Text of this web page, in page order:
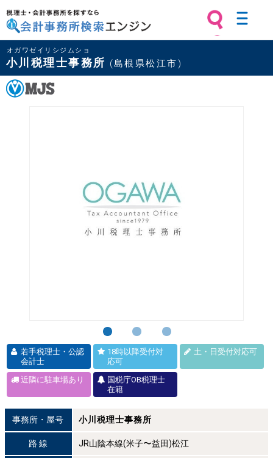
税理士・会計事務所を探すなら 会計
事務所検索エンジン
オガワゼイリシジムショ
小川税理士事務所 (島根県松江市)
若手税理士・公認
会計士
18時以降受付対
応可
土・日受付対応可
近隣に駐車場あり
国税庁OB税理士
在籍
事務所・屋号 小川税理士事務所
路 線 JR山陰本線(米子〜益田)松江